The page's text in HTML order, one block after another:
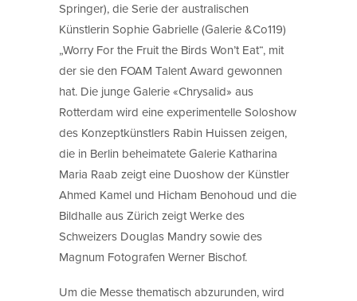
Springer), die Serie der australischen
Künstlerin Sophie Gabrielle (Galerie &Co119)
„Worry For the Fruit the Birds Won’t Eat“, mit
der sie den FOAM Talent Award gewonnen
hat. Die junge Galerie «Chrysalid» aus
Rotterdam wird eine experimentelle Soloshow
des Konzeptkünstlers Rabin Huissen zeigen,
die in Berlin beheimatete Galerie Katharina
Maria Raab zeigt eine Duoshow der Künstler
Ahmed Kamel und Hicham Benohoud und die
Bildhalle aus Zürich zeigt Werke des
Schweizers Douglas Mandry sowie des
Magnum Fotografen Werner Bischof.
Um die Messe thematisch abzurunden, wird